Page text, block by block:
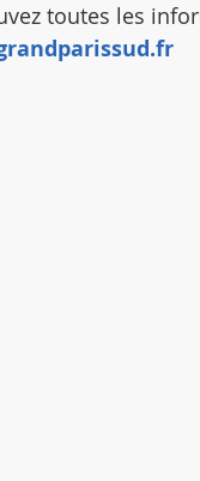
toutes les